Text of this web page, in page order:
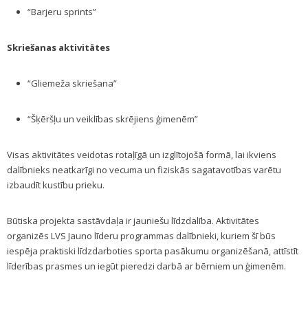
“Barjeru sprints”
Skriešanas aktivitātes
“Gliemeža skriešana”
“Šķēršļu un veiklības skrējiens ģimenēm”
Visas aktivitātes veidotas rotaļīgā un izglītojošā formā, lai ikviens
dalībnieks neatkarīgi no vecuma un fiziskās sagatavotības varētu
izbaudīt kustību prieku.
Būtiska projekta sastāvdaļa ir jauniešu līdzdalība. Aktivitātes
organizēs LVS Jauno līderu programmas dalībnieki, kuriem šī būs
iespēja praktiski līdzdarboties sporta pasākumu organizēšanā, attīstīt
līderības prasmes un iegūt pieredzi darbā ar bērniem un ģimenēm.